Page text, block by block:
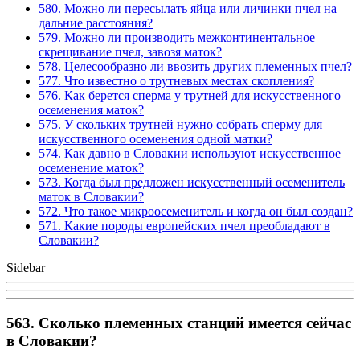
580. Можно ли пересылать яйца или личинки пчел на
дальние расстояния?
579. Можно ли производить межконтинентальное
скрещивание пчел, завозя маток?
578. Целесообразно ли ввозить других племенных пчел?
577. Что известно о трутневых местах скопления?
576. Как берется сперма у трутней для искусственного
осеменения маток?
575. У скольких трутней нужно собрать сперму для
искусственного осеменения одной матки?
574. Как давно в Словакии используют искусственное
осеменение маток?
573. Когда был предложен искусственный осеменитель
маток в Словакии?
572. Что такое микроосеменитель и когда он был создан?
571. Какие породы европейских пчел преобладают в
Словакии?
Sidebar
563. Сколько племенных станций имеется сейчас
в Словакии?